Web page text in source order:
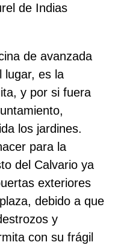
de Indias
de avanzada
lugar, es la
y por si fuera
los jardines.
para la
del Calvario ya
exteriores
debido a que
y
con su frágil